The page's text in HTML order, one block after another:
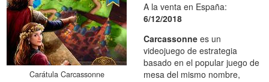
Carátula Carcassonne
A la venta en España:
6/12/2018
Carcassonne es un
videojuego de estrategia
basado en el popular juego de
mesa del mismo nombre,